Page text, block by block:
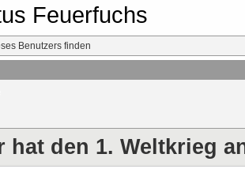
Feuerfuchs
hat den 1. Weltkrieg